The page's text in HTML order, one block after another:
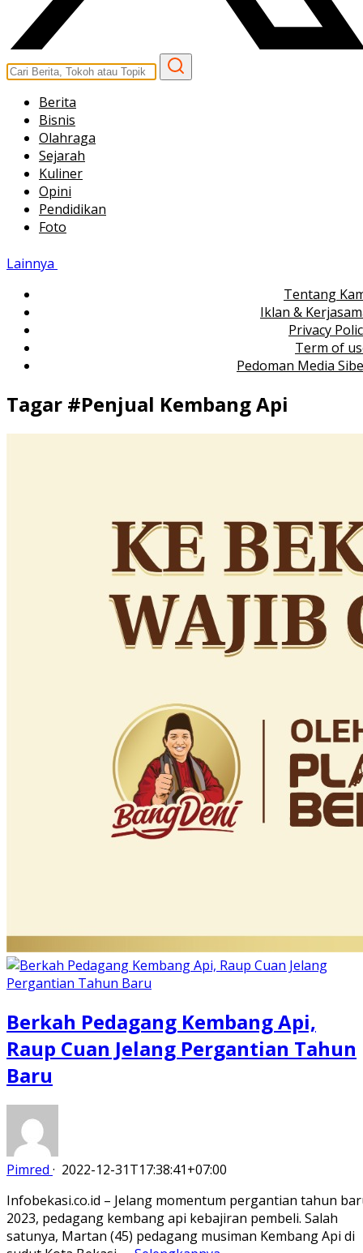
Berita
Bisnis
Olahraga
Sejarah
Kuliner
Opini
Pendidikan
Foto
Lainnya
Tentang
Iklan &
Privacy
Term of
Pedoman Media
Tagar #Penjual Kembang Api
Berkah Pedagang Kembang Api,
Raup Cuan Jelang Pergantian Tahun
Baru
Pimred · 2022-12-31T17:38:41+07:00
Infobekasi.co.id – Jelang momentum pergantian tahun
2023, pedagang kembang api kebajiran pembeli. Salah
satunya, Martan (45) pedagang musiman Kembang Api di